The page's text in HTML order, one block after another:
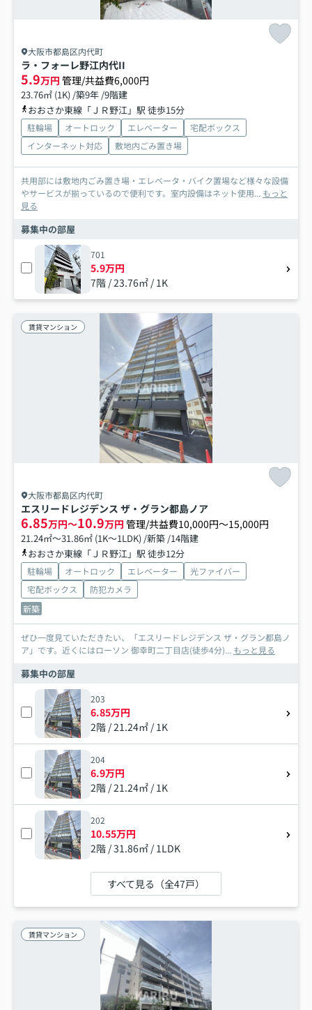
大阪市都島区内代町
ラ・フォーレ野江内代II
5.9万円 管理/共益費6,000円
23.76㎡ (1K) /築9年 /9階建
おおさか東線「ＪＲ野江」駅 徒歩15分
駐輪場 オートロック エレベーター
宅配ボックス
インターネット対応
敷地内ごみ置き場
共用部には敷地内ごみ置き場・エレベータ・バイク置場など様々な設備
やサービスが揃っているので便利です。室内設備はネット使用... もっと
見る
募集中の部屋
701
5.9万円
7階 / 23.76㎡ / 1K
賃貸マンション
大阪市都島区内代町
エスリードレジデンス ザ・グラン都島ノア
6.85万円～10.9万円 管理/共益費10,000円～15,000円
21.24㎡～31.86㎡ (1K～1LDK) /新築 /14階建
おおさか東線「ＪＲ野江」駅 徒歩12分
駐輪場 オートロック エレベーター
光ファイバー
宅配ボックス
防犯カメラ
新築
ぜひ一度見ていただきたい、「エスリードレジデンス ザ・グラン都島ノ
ア」です。近くにはローソン 御幸町二丁目店(徒歩4分)... もっと見る
募集中の部屋
203
6.85万円
2階 / 21.24㎡ / 1K
204
6.9万円
2階 / 21.24㎡ / 1K
202
10.55万円
2階 / 31.86㎡ / 1LDK
すべて見る（全47戸）
賃貸マンション